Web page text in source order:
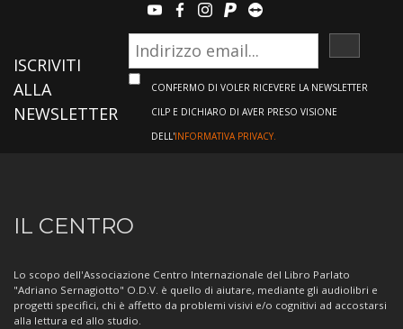
youtubefacebook
instagram
paypalteamviewer
ISCRIVITI
ALLA
NEWSLETTER
CONFERMO DI VOLER RICEVERE LA NEWSLETTER
CILP E DICHIARO DI AVER PRESO VISIONE
DELL'INFORMATIVA PRIVACY.
Informazioni
sul
Centro
IL CENTRO
Lo scopo dell'Associazione Centro Internazionale del Libro Parlato
"Adriano Sernagiotto" O.D.V. è quello di aiutare, mediante gli audiolibri e
progetti specifici, chi è affetto da problemi visivi e/o cognitivi ad accostarsi
alla lettura ed allo studio.